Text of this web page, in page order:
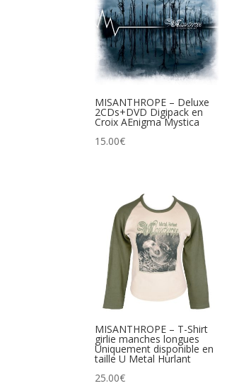
MISANTHROPE – Deluxe
2CDs+DVD Digipack en
Croix AEnigma Mystica
15.00€
MISANTHROPE – T-Shirt
girlie manches longues
Uniquement disponible en
taille U Metal Hurlant
25.00€